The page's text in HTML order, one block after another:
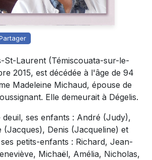
St-Laurent (Témiscouata-sur-le-
2015, est décédée à l'âge de 94
Madeleine Michaud, épouse de
Elle demeurait à Dégelis.
deuil, ses enfants : André (Judy),
Denis (Jacqueline) et
petits-enfants : Richard, Jean-
Michaël, Amélia, Nicholas,